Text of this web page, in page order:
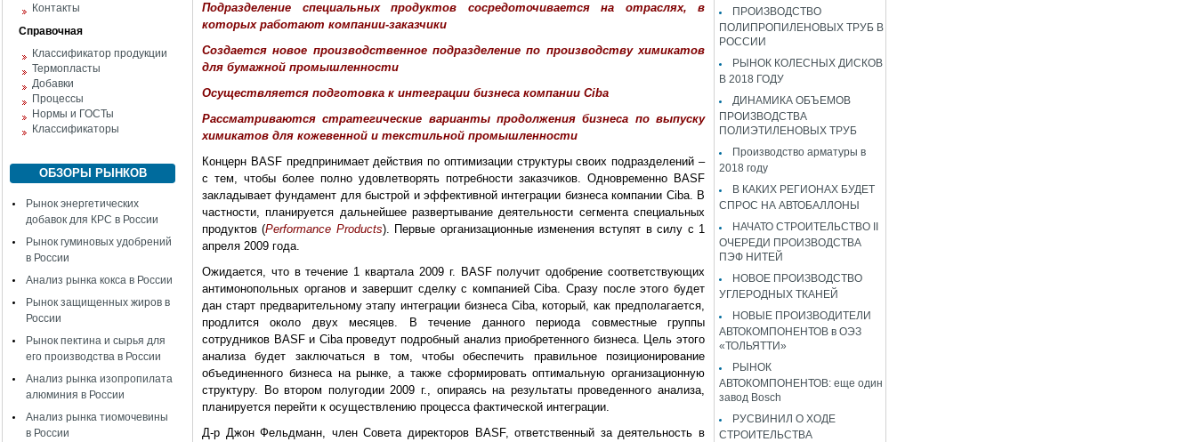
Контакты
Справочная
Классификатор продукции
Термопласты
Добавки
Процессы
Нормы и ГОСТы
Классификаторы
ОБЗОРЫ РЫНКОВ
Рынок энергетических
добавок для КРС в России
Рынок гуминовых удобрений
в России
Анализ рынка кокса в России
Рынок защищенных жиров в
России
Рынок пектина и сырья для
его производства в России
Анализ рынка изопропилата
алюминия в России
Анализ рынка тиомочевины
в России
Подразделение специальных продуктов сосредоточивается на отраслях, в
которых работают компании-заказчики
Создается новое производственное подразделение по производству химикатов
для бумажной промышленности
Осуществляется подготовка к интеграции бизнеса компании Ciba
Рассматриваются стратегические варианты продолжения бизнеса по выпуску
химикатов для кожевенной и текстильной промышленности
Концерн BASF предпринимает действия по оптимизации структуры своих подразделений –
с тем, чтобы более полно удовлетворять потребности заказчиков. Одновременно BASF
закладывает фундамент для быстрой и эффективной интеграции бизнеса компании Ciba. В
частности, планируется дальнейшее развертывание деятельности сегмента специальных
продуктов (Performance Products). Первые организационные изменения вступят в силу с 1
апреля 2009 года.
Ожидается, что в течение 1 квартала 2009 г. BASF получит одобрение соответствующих
антимонопольных органов и завершит сделку с компанией Ciba. Сразу после этого будет
дан старт предварительному этапу интеграции бизнеса Ciba, который, как предполагается,
продлится около двух месяцев. В течение данного периода совместные группы
сотрудников BASF и Ciba проведут подробный анализ приобретенного бизнеса. Цель этого
анализа будет заключаться в том, чтобы обеспечить правильное позиционирование
объединенного бизнеса на рынке, а также сформировать оптимальную организационную
структуру. Во втором полугодии 2009 г., опираясь на результаты проведенного анализа,
планируется перейти к осуществлению процесса фактической интеграции.
Д-р Джон Фельдманн, член Совета директоров BASF, ответственный за деятельность в
ПРОИЗВОДСТВО
ПОЛИПРОПИЛЕНОВЫХ ТРУБ В
РОССИИ
РЫНОК КОЛЕСНЫХ ДИСКОВ
В 2018 ГОДУ
ДИНАМИКА ОБЪЕМОВ
ПРОИЗВОДСТВА
ПОЛИЭТИЛЕНОВЫХ ТРУБ
Производство арматуры в
2018 году
В КАКИХ РЕГИОНАХ БУДЕТ
СПРОС НА АВТОБАЛЛОНЫ
НАЧАТО СТРОИТЕЛЬСТВО II
ОЧЕРЕДИ ПРОИЗВОДСТВА
ПЭФ НИТЕЙ
НОВОЕ ПРОИЗВОДСТВО
УГЛЕРОДНЫХ ТКАНЕЙ
НОВЫЕ ПРОИЗВОДИТЕЛИ
АВТОКОМПОНЕНТОВ в ОЭЗ
«ТОЛЬЯТТИ»
РЫНОК
АВТОКОМПОНЕНТОВ: еще один
завод Bosch
РУСВИНИЛ О ХОДЕ
СТРОИТЕЛЬСТВА